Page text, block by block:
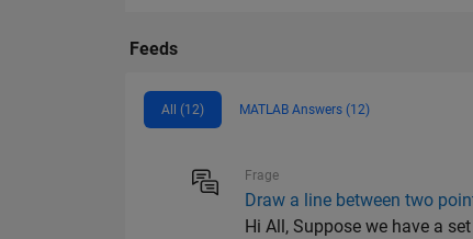
Feeds
All (12) MATLAB Answers (12)
Frage
Draw a line between two
Hi All, Suppose we have a